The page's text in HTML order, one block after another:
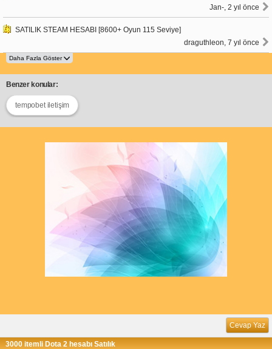
Jan-, 2 yıl önce
SATILIK STEAM HESABI [8600+ Oyun 115 Seviye]
draguthleon, 7 yıl önce
Benzer konular:
tempobet iletişim
Cevap Yaz
3000 itemli Dota 2 hesabı Satılık